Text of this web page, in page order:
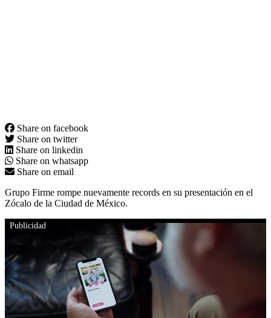
Share on facebook
Share on twitter
Share on linkedin
Share on whatsapp
Share on email
Grupo Firme rompe nuevamente records en su presentación en el
Zócalo de la Ciudad de México.
this video is unavailable
Publicidad